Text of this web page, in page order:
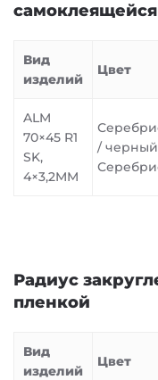
Вид
изделий
Цвет
ALM
70×45 R1
SK,
4×3,2MM
/
Радиус
пленкой
Вид
изделий
Цвет